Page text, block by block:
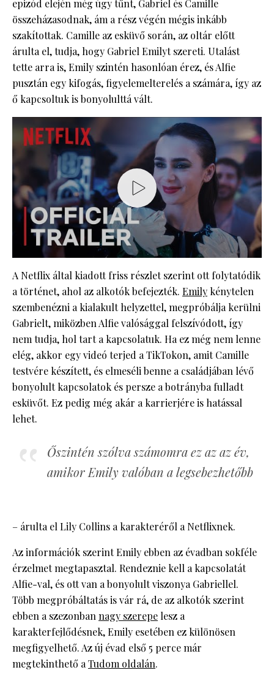
epizód elején még úgy tűnt, Gabriel és Camille
összeházasodnak, ám a rész végén mégis inkább
szakítottak. Camille az esküvő során, az oltár előtt
árulta el, tudja, hogy Gabriel Emilyt szereti. Utalást
tette arra is, Emily szintén hasonlóan érez, és Alfie
pusztán egy kifogás, figyelemelterelés a számára, így az
ő kapcsoltuk is bonyolulttá vált.
A Netflix által kiadott friss részlet szerint ott folytatódik
a történet, ahol az alkotók befejezték. Emily kénytelen
szembenézni a kialakult helyzettel, megpróbálja kerülni
Gabrielt, miközben Alfie valósággal felszívódott, így
nem tudja, hol tart a kapcsolatuk. Ha ez még nem lenne
elég, akkor egy videó terjed a TikTokon, amit Camille
testvére készített, és elmeséli benne a családjában lévő
bonyolult kapcsolatok és persze a botrányba fulladt
esküvőt. Ez pedig még akár a karrierjére is hatással
lehet.
Őszintén szólva számomra ez az az év,
amikor Emily valóban a legsebezhetőbb
– árulta el Lily Collins a karakteréről a Netflixnek.
Az információk szerint Emily ebben az évadban sokféle
érzelmet megtapasztal. Rendeznie kell a kapcsolatát
Alfie-val, és ott van a bonyolult viszonya Gabriellel.
Több megpróbáltatás is vár rá, de az alkotók szerint
ebben a szezonban nagy szerepe lesz a
karakterfejlődésnek, Emily esetében ez különösen
megfigyelhető. Az új évad első 5 perce már
megtekinthető a Tudom oldalán.